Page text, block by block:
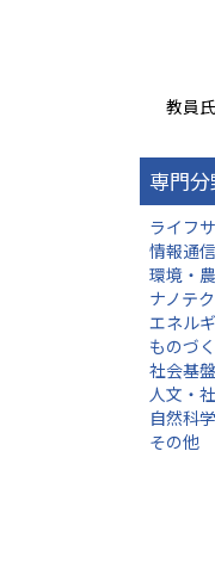
教員
専門分
ライフ
情報通信
環境・
ナノテ
エネル
ものづ
社会基
人文・
自然科
その他